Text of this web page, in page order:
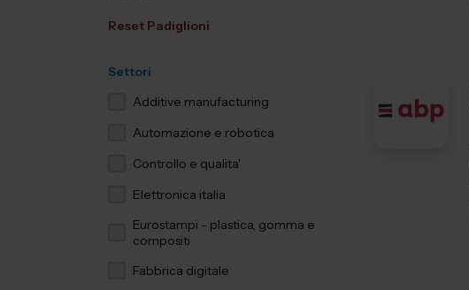
Reset Padiglioni
Settori
Additive manufacturing
Automazione e robotica
Controllo e qualita'
Elettronica italia
Eurostampi - plastica, gomma e
compositi
Fabbrica digitale